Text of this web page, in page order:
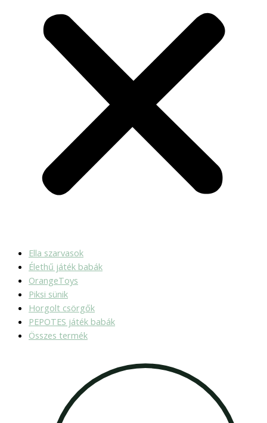
Ella szarvasok
Élethű játék babák
OrangeToys
Piksi sünik
Horgolt csörgők
PEPOTES játék babák
Összes termék